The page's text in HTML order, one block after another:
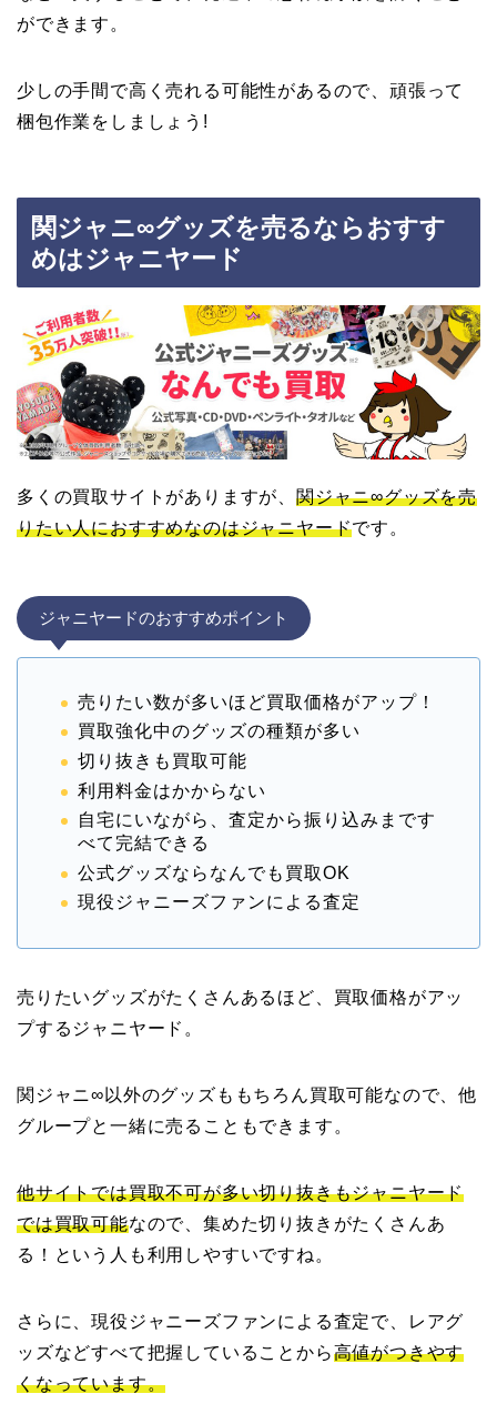
ができます。
少しの手間で高く売れる可能性があるので、頑張って
梱包作業をしましょう!
関ジャニ∞グッズを売るならおすす
めはジャニヤード
多くの買取サイトがありますが、関ジャニ∞グッズを売
りたい人におすすめなのはジャニヤードです。
ジャニヤードのおすすめポイント
売りたい数が多いほど買取価格がアップ！
買取強化中のグッズの種類が多い
切り抜きも買取可能
利用料金はかからない
自宅にいながら、査定から振り込みまです
べて完結できる
公式グッズならなんでも買取OK
現役ジャニーズファンによる査定
売りたいグッズがたくさんあるほど、買取価格がアッ
プするジャニヤード。
関ジャニ∞以外のグッズももちろん買取可能なので、他
グループと一緒に売ることもできます。
他サイトでは買取不可が多い切り抜きもジャニヤード
では買取可能なので、集めた切り抜きがたくさんあ
る！という人も利用しやすいですね。
さらに、現役ジャニーズファンによる査定で、レアグ
ッズなどすべて把握していることから高値がつきやす
くなっています。